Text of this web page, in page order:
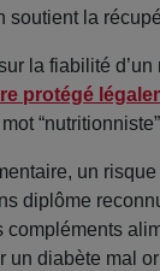
soutient la
la fiabilité
protégé
un
diplôme
compléments
un diabète mal